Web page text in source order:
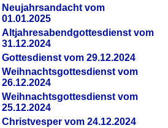
Neujahrsandacht vom
01.01.2025
Altjahresabendgottesdienst vom
31.12.2024
Gottesdienst vom 29.12.2024
Weihnachtsgottesdienst vom
26.12.2024
Weihnachtsgottesdienst vom
25.12.2024
Christvesper vom 24.12.2024